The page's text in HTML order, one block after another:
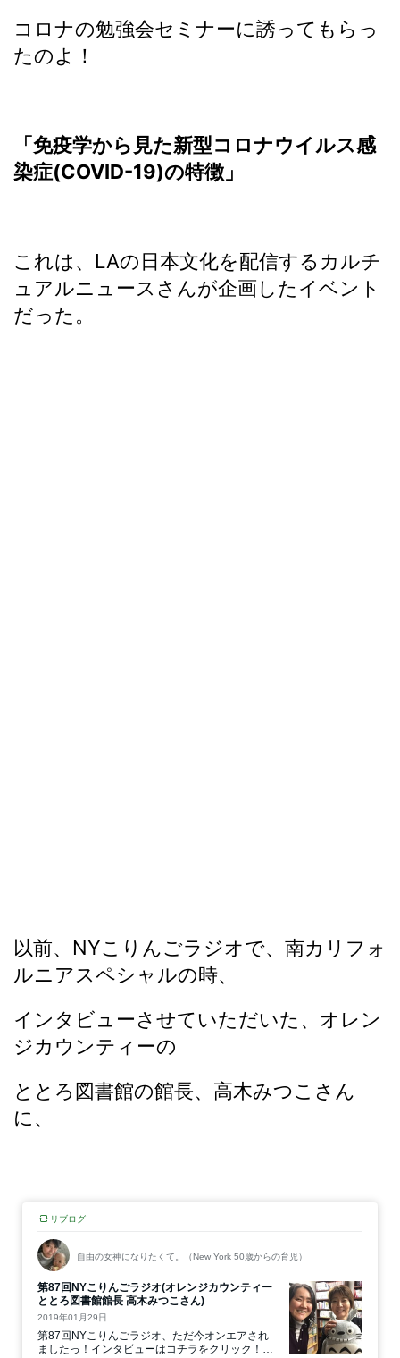
コロナの勉強会セミナーに誘ってもらっ
たのよ！
「免疫学から見た新型コロナウイルス感
染症(COVID-19)の特徴」
これは、LAの日本文化を配信するカルチ
ュアルニュースさんが企画したイベント
だった。
以前、NYこりんごラジオで、南カリフォ
ルニアスペシャルの時、
インタビューさせていただいた、オレン
ジカウンティーの
ととろ図書館の館長、高木みつこさん
に、